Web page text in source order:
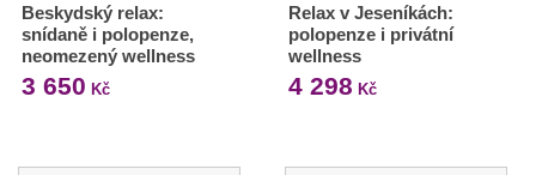
Beskydský relax:
snídaně i polopenze,
neomezený wellness
3 650 Kč
Relax v Jeseníkách:
polopenze i privátní
wellness
4 298 Kč